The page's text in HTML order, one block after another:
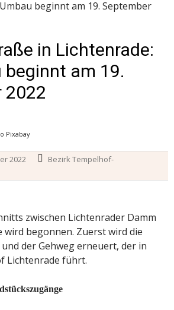
beginnt am 19. September
in Lichtenrade:
beginnt am 19.
2022
Pixabay
2022
Bezirk Tempelhof-
zwischen Lichtenrader Damm
wird begonnen. Zuerst wird die
der Gehweg erneuert, der in
Lichtenrade führt.